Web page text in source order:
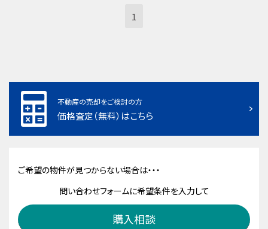
1
不動産の売却をご検討の方
価格査定（無料）はこちら
ご希望の物件が見つからない場合は・・・
問い合わせフォームに希望条件を入力して
購入相談